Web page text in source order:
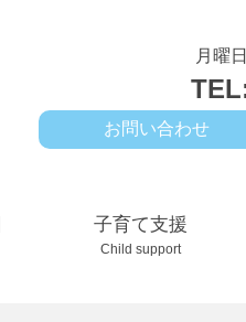
月曜
お問い合わせ
子育て支援
Child support